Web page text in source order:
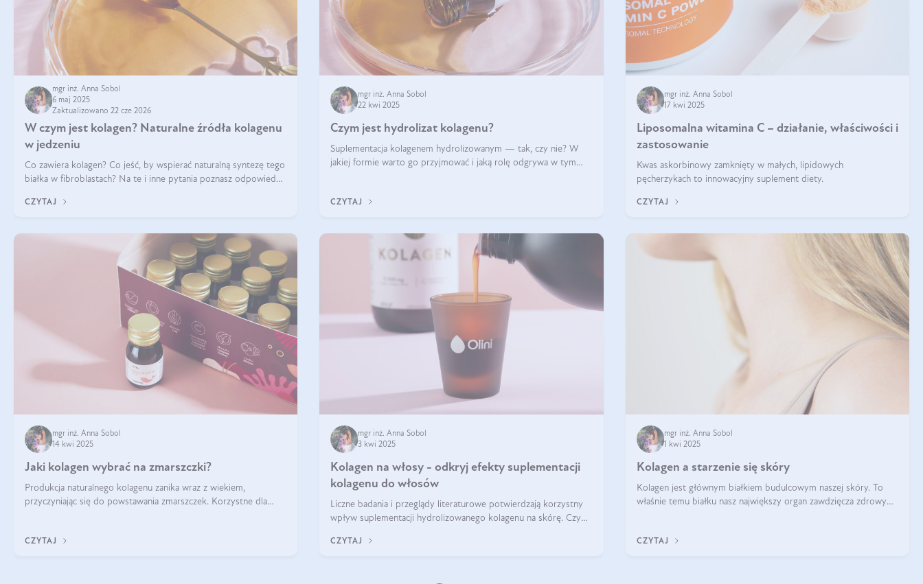
mgr inż. Anna Sobol
6 maj 2025
Zaktualizowano 22 cze 2026
W czym jest kolagen? Naturalne źródła kolagenu
w jedzeniu
Co zawiera kolagen? Co jeść, by wspierać naturalną syntezę tego
białka w fibroblastach? Na te i inne pytania poznasz odpowiedź
CZYTAJ
mgr inż. Anna Sobol
22 kwi 2025
Czym jest hydrolizat kolagenu?
Suplementacja kolagenem hydrolizowanym — tak, czy nie? W
jakiej formie warto go przyjmować i jaką rolę odgrywa w tym
CZYTAJ
mgr inż. Anna Sobol
17 kwi 2025
Liposomalna witamina C – działanie, właściwości i
zastosowanie
Kwas askorbinowy zamknięty w małych, lipidowych
pęcherzykach to innowacyjny suplement diety.
CZYTAJ
mgr inż. Anna Sobol
14 kwi 2025
Jaki kolagen wybrać na zmarszczki?
Produkcja naturalnego kolagenu zanika wraz z wiekiem,
przyczyniając się do powstawania zmarszczek. Korzystne dla
CZYTAJ
mgr inż. Anna Sobol
3 kwi 2025
Kolagen na włosy - odkryj efekty suplementacji
kolagenu do włosów
Liczne badania i przeglądy literaturowe potwierdzają korzystny
wpływ suplementacji hydrolizowanego kolagenu na skórę. Czy
CZYTAJ
mgr inż. Anna Sobol
1 kwi 2025
Kolagen a starzenie się skóry
Kolagen jest głównym białkiem budulcowym naszej skóry. To
właśnie temu białku nasz największy organ zawdzięcza zdrowy
CZYTAJ